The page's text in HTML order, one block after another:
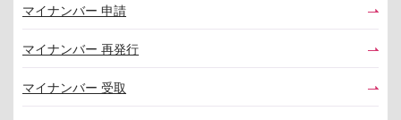
マイナンバー 申請
マイナンバー 再発行
マイナンバー 受取